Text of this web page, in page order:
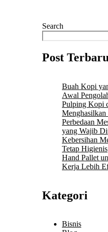
Search
Post Terbaru
Buah Kopi
Awal
Pulping Kopi
Perbedaan
yang Wajib
Kebersihan
Tetap Higienis
Hand Pallet
Kerja Lebih
Kategori
Bisnis